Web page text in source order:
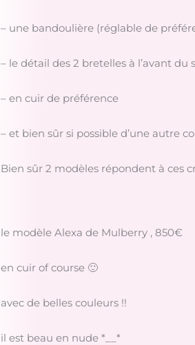
– une bandoulière (réglable de
– le détail des 2 bretelles à l’avant du
– en cuir de préférence
– et bien sûr si possible d’une autre
Bien sûr 2 modèles répondent à ces
le modèle Alexa de Mulberry , 850€
en cuir of course 🙂
avec de belles couleurs !!
il est beau en nude *__*